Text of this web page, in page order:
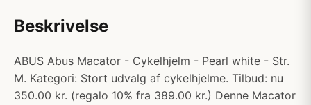
Beskrivelse
ABUS Abus Macator - Cykelhjelm - Pearl white - Str.
M. Kategori: Stort udvalg af cykelhjelme. Tilbud: nu
350.00 kr. (regalo 10% fra 389.00 kr.) Denne Macator